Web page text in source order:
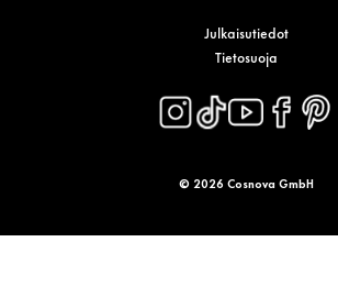
Julkaisutiedot
Tietosuoja
© 2026 Cosnova GmbH